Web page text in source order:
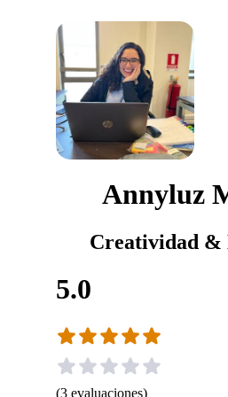
Annyluz
Creatividad &
5.0
(3 evaluaciones)